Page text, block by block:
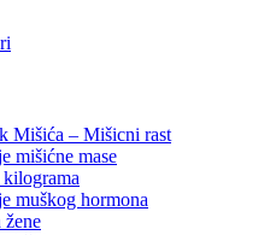
Mišića – Mišicni rast
mišićne mase
muškog hormona
žene